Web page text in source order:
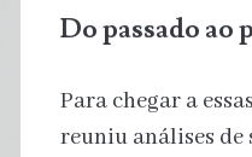
Do passado ao
Para chegar a
reuniu análises de